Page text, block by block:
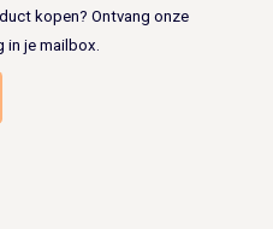
kopen? Ontvang onze
in je mailbox.